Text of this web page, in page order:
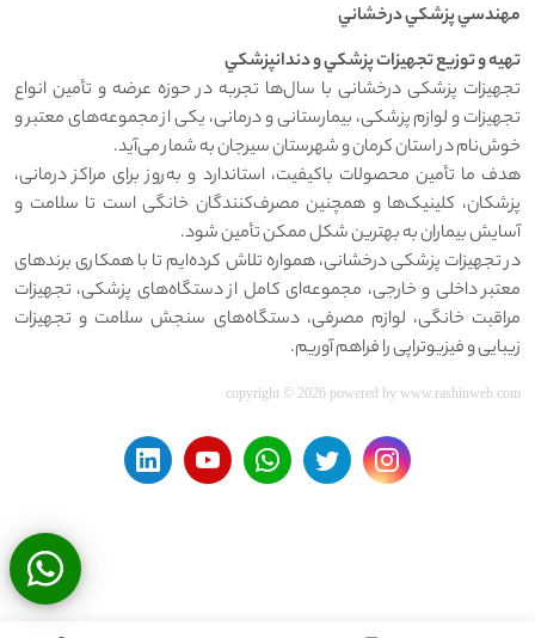
مهندسي پزشکي درخشاني
تهيه و توزيع تجهيزات پزشکي و دندانپزشکي
تجهیزات پزشکی درخشانی با سال‌ها تجربه در حوزه عرضه و تأمین انواع
تجهیزات و لوازم پزشکی، بیمارستانی و درمانی، یکی از مجموعه‌های معتبر و
خوش‌نام در استان کرمان و شهرستان سیرجان به شمار می‌آید.
هدف ما تأمین محصولات باکیفیت، استاندارد و به‌روز برای مراکز درمانی،
پزشکان، کلینیک‌ها و همچنین مصرف‌کنندگان خانگی است تا سلامت و
آسایش بیماران به بهترین شکل ممکن تأمین شود.
در تجهیزات پزشکی درخشانی، همواره تلاش کرده‌ایم تا با همکاری برندهای
معتبر داخلی و خارجی، مجموعه‌ای کامل از دستگاه‌های پزشکی، تجهیزات
مراقبت خانگی، لوازم مصرفی، دستگاه‌های سنجش سلامت و تجهیزات
زیبایی و فیزیوتراپی را فراهم آوریم.
copyright © 2026 powered by www.rashinweb.com